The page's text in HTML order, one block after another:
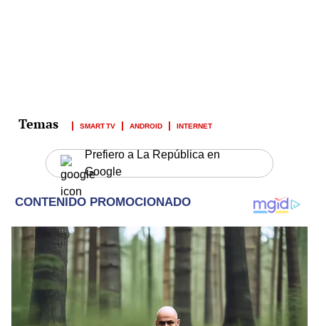
SMART TV ANDROID INTERNET
Prefiero a La República en
Google